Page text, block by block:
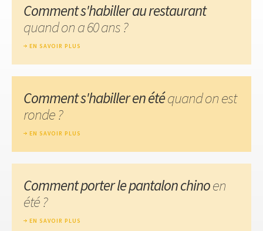
Comment s'habiller au restaurant
quand on a 60 ans ?
EN SAVOIR PLUS
Comment s'habiller en étéquand on est
ronde ?
EN SAVOIR PLUS
Comment porter le pantalon chinoen
été ?
EN SAVOIR PLUS